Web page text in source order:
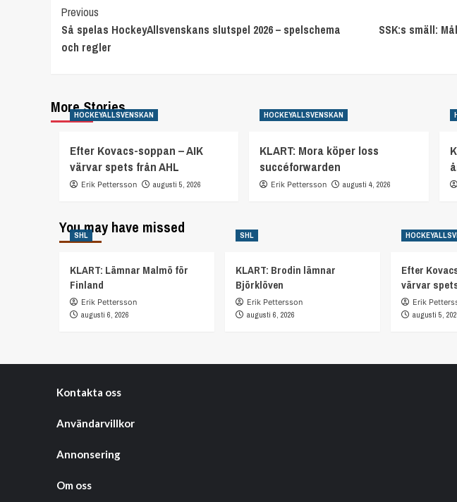
Continue
Reading
Previous
Så spelas HockeyAllsvenskans slutspel 2026 – spelschema
och regler
SSK:s smäll:
More Stories
HOCKEYALLSVENSKAN
Efter Kovacs-soppan – AIK
värvar spets från AHL
Erik Pettersson augusti 5, 2026
HOCKEYALLSVENSKAN
KLART: Mora köper loss
succéforwarden
Erik Pettersson augusti 4, 2026
You may have missed
SHL
KLART: Lämnar Malmö för
Finland
Erik Pettersson
augusti 6, 2026
SHL
KLART: Brodin lämnar
Björklöven
Erik Pettersson
augusti 6, 2026
Efter
värvar
Erik
augusti 5,
Kontakta oss
Användarvillkor
Annonsering
Om oss